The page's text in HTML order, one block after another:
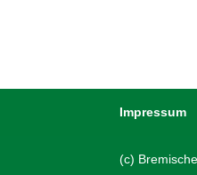
Impressum
(c)